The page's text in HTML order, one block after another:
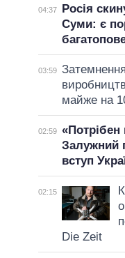
04:37
Росія
Суми: є
03:59
майже на
02:59
Залужний
вступ
02:15
Die Zeit